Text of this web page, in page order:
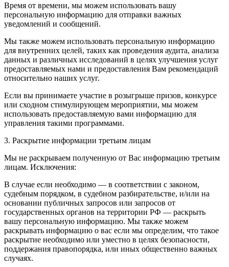
Время от времени, мы можем использовать вашу
персональную информацию для отправки важных
уведомлений и сообщений.
Мы также можем использовать персональную информацию
для внутренних целей, таких как проведения аудита, анализа
данных и различных исследований в целях улучшения услуг
предоставляемых нами и предоставления Вам рекомендаций
относительно наших услуг.
Если вы принимаете участие в розыгрыше призов, конкурсе
или сходном стимулирующем мероприятии, мы можем
использовать предоставляемую вами информацию для
управления такими программами.
3. Раскрытие информации третьим лицам
Мы не раскрываем полученную от Вас информацию третьим
лицам. Исключения:
В случае если необходимо — в соответствии с законом,
судебным порядком, в судебном разбирательстве, и/или на
основании публичных запросов или запросов от
государственных органов на территории РФ — раскрыть
вашу персональную информацию. Мы также можем
раскрывать информацию о вас если мы определим, что такое
раскрытие необходимо или уместно в целях безопасности,
поддержания правопорядка, или иных общественно важных
случаях.